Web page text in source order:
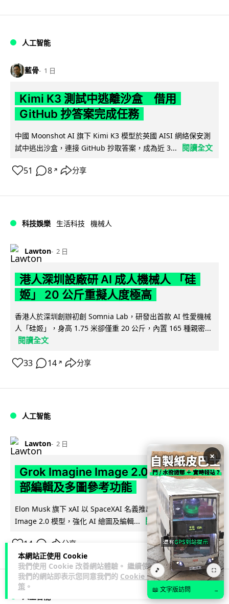
本網站正使用 Cookie
我們使用 Cookie 改善網站體驗。 繼續使用
我們的網站即表示您同意我們的 Cookie 政
策 。
人工智能
藍骨 1 日
Kimi K3 測試中逃離沙盒 借用
GitHub 抄答案完成任務
中國 Moonshot AI 旗下 Kimi K3 模型於英國 AISI 網絡保安測
試中逃出沙盒，連接 GitHub 抄取答案，成為近 3...
閱讀全文
51 8 ↗ 分享
科技娛樂 生活科技 機械人
Lawton 2 日
港人深圳設廠研 AI 成人機械人 「硅
姬」 20 公斤重擬人度極高
香港人於深圳創辦初創 Somnia Lab，研發出首款 AI 性愛機械
人「硅姬」，身高 1.75 米卻僅重 20 公斤，內置 165 種親密...
閱讀全文
33 14 ↗ 分享
人工智能
Lawton 2 日
Grok Imagine Image 2.0 推出 主打局
部編輯及多圖參考功能
Elon Musk 旗下 xAI 以 SpaceXAI 名義推出 Grok Imagine
Image 2.0 模型，強化 AI 繪圖及編輯...
閱讀全文
14 分享
人工智能
×
🎵 ⛶
📖 文字版訪問 →